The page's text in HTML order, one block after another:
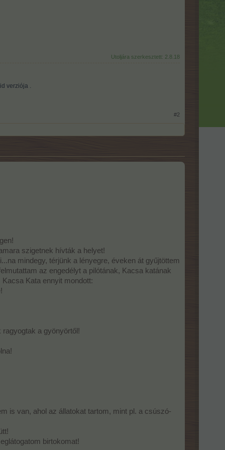
Utoljára szerkesztett: 2.8.18
verziója .
#2
szigetnek hívták a helyet!
mindegy, térjünk a lényegre, éveken át gyűjtöttem
az engedélyt a pilótának, Kacsa katának
Kata ennyit mondott:
a gyönyörtől!
is van, ahol az állatokat tartom, mint pl. a csúszó-
birtokomat!